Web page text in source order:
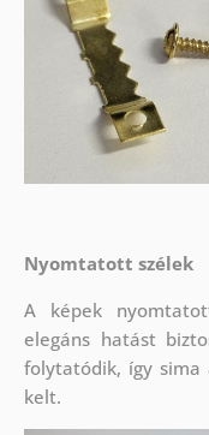
Nyomtatott szélek
A képek
elegáns hatást
folytatódik, így sima
kelt.